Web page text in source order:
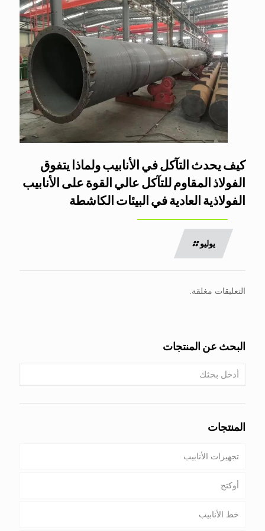
كيف يحدث التآكل في الأنابيب ولماذا يتفوق
الفولاذ المقاوم للتآكل عالي القوة على الأنابيب
الفولاذية العادية في البيئات الكاشطة
يوليو
التعليقات مغلقة.
البحث عن المنتجات
المنتجات
تجهيزات الأنابيب
أوكتج
أنابيب & غلاف
خط الأنابيب